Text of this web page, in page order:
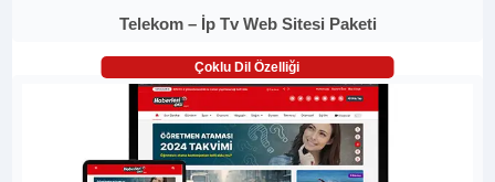
Telekom – İp Tv Web Sitesi Paketi
Çoklu Dil Özelliği